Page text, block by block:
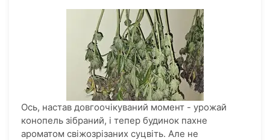
Ось, настав довгоочікуваний момент - урожай
конопель зібраний, і тепер будинок пахне
ароматом свіжозрізаних суцвіть. Але не